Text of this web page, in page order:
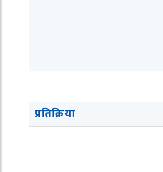
प्रतिक्रिया